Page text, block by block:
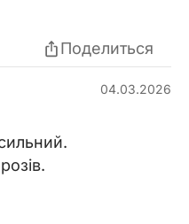
Поделиться
04.03.2026